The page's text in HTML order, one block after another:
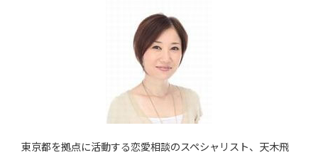
東京都を拠点に活動する恋愛相談のスペシャリスト、天木飛